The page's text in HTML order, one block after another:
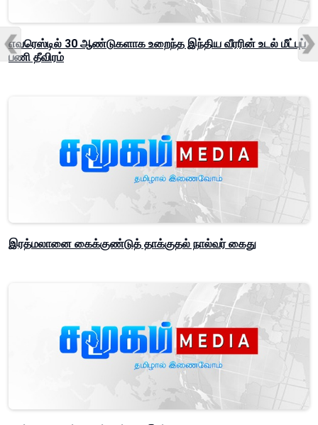
எவரெஸ்டில் 30 ஆண்டுகளாக உறைந்த இந்திய வீரரின் உடல் மீட்புப்
பணி தீவிரம்
இரத்மலானை கைக்குண்டுத் தாக்குதல் நால்வர் கைது